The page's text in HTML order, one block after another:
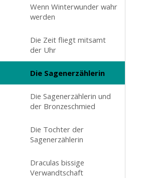
Wenn Winterwunder wahr
werden
Die Zeit fliegt mitsamt
der Uhr
Die Sagenerzählerin
Die Sagenerzählerin und
der Bronzeschmied
Die Tochter der
Sagenerzählerin
Draculas bissige
Verwandtschaft